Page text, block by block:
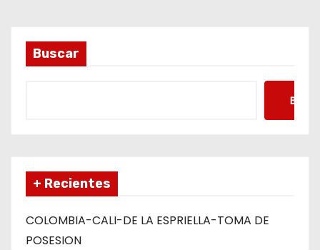
a
s
Buscar
+ Recientes
COLOMBIA-CALI-DE LA ESPRIELLA-TOMA DE
POSESION